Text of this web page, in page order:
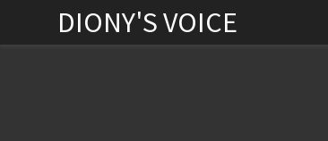
DIONY'S VOICE